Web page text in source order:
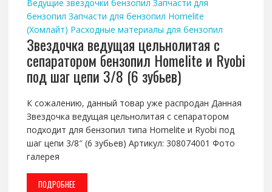
Ведущие звездочки бензопил Запчасти для
бензопил Запчасти для бензопил Homelite
(Хомлайт) Расходные материалы для бензопил
Звездочка ведущая цельнолитая с
сепаратором бензопил Homelite и Ryobi
под шаг цепи 3/8 (6 зубьев)
К сожалению, данный товар уже распродан Данная
Звездочка ведущая цельнолитая с сепаратором
подходит для бензопил типа Homelite и Ryobi под
шаг цепи 3/8″ (6 зубьев) Артикул: 308074001 Фото
галерея
ПОДРОБНЕЕ